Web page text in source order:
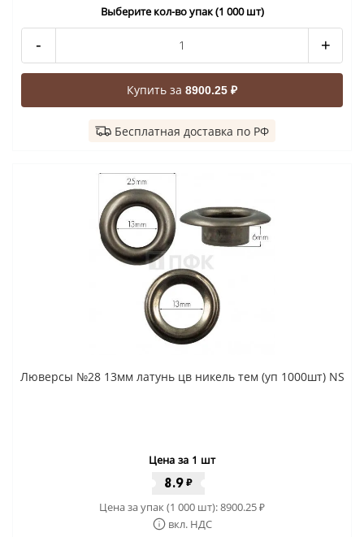
Выберите кол-во упак (1 000 шт)
- +
Купить за 8900.25 ₽
Бесплатная доставка по РФ
Люверсы №28 13мм латунь цв никель тем (уп 1000шт) NS
Цена за 1 шт
8.9 ₽
Цена за упак (1 000 шт):8900.25₽
вкл. НДС